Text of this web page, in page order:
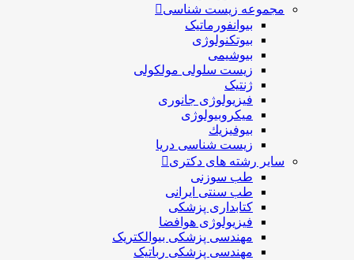
مجموعه زیست شناسی
بیوانفورماتیک
بیوتکنولوژی
بیوشیمی
زیست سلولی مولکولی
ژنتیک
فیزیولوژی جانوری
میکروبیولوژی
بيوفيزيك
زیست شناسی دریا
سایر رشته های دکتری
طب سوزنی
طب سنتی ایرانی
کتابداری پزشکی
فیزیولوژی هوافضا
مهندسی پزشکی بیوالکتریک
مهندسی پزشکی رباتیک